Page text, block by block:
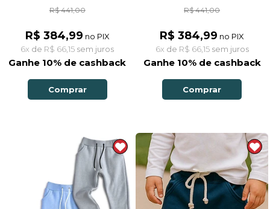
R$ 441,00
R$ 384,99 no PIX
6x de R$ 66,15 sem juros
Ganhe 10% de cashback
Comprar
R$ 441,00
R$ 384,99 no PIX
6x de R$ 66,15sem juros
Ganhe 10% de cashback
Comprar